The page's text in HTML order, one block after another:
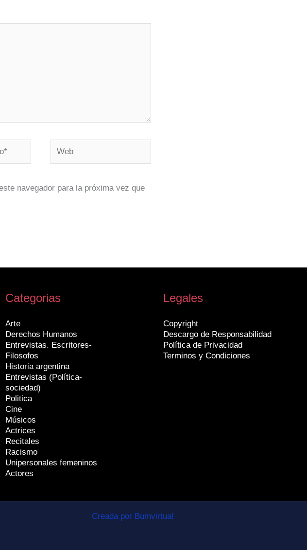
navegador para la próxima vez que
Categorias
Arte
Derechos Humanos
Entrevistas. Escritores-
Filosofos
Historia argentina
Entrevistas (Política-
sociedad)
Politica
Cine
Músicos
Actrices
Recitales
Racismo
Unipersonales femeninos
Actores
Legales
Copyright
Descargo de Responsabilidad
Política de Privacidad
Terminos y Condiciones
Creada por Bumvirtual